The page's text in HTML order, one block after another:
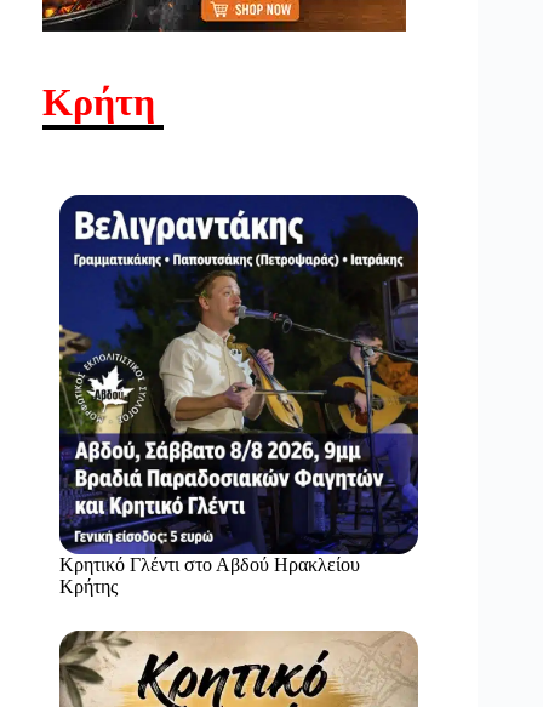
Κρήτη
Κρητικό Γλέντι στο Αβδού Ηρακλείου
Κρήτης